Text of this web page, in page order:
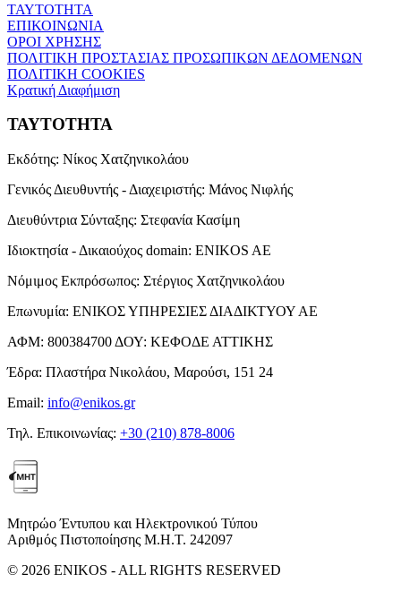
ΤΑΥΤΟΤΗΤΑ
ΕΠΙΚΟΙΝΩΝΙΑ
ΟΡΟΙ ΧΡΗΣΗΣ
ΠΟΛΙΤΙΚΗ ΠΡΟΣΤΑΣΙΑΣ ΠΡΟΣΩΠΙΚΩΝ ΔΕΔΟΜΕΝΩΝ
ΠΟΛΙΤΙΚΗ COOKIES
Κρατική Διαφήμιση
ΤΑΥΤΟΤΗΤΑ
Εκδότης: Νίκος Χατζηνικολάου
Γενικός Διευθυντής - Διαχειριστής: Μάνος Νιφλής
Διευθύντρια Σύνταξης: Στεφανία Κασίμη
Ιδιοκτησία - Δικαιούχος domain: ENIKOS AE
Νόμιμος Εκπρόσωπος: Στέργιος Χατζηνικολάου
Επωνυμία: ΕΝΙΚΟΣ ΥΠΗΡΕΣΙΕΣ ΔΙΑΔΙΚΤΥΟΥ ΑΕ
ΑΦΜ: 800384700 ΔΟΥ: ΚΕΦΟΔΕ ΑΤΤΙΚΗΣ
Έδρα: Πλαστήρα Νικολάου, Μαρούσι, 151 24
Email: info@enikos.gr
Τηλ. Επικοινωνίας: +30 (210) 878-8006
Μητρώο Έντυπου και Ηλεκτρονικού Τύπου
Αριθμός Πιστοποίησης Μ.Η.Τ. 242097
© 2026 ENIKOS - ALL RIGHTS RESERVED